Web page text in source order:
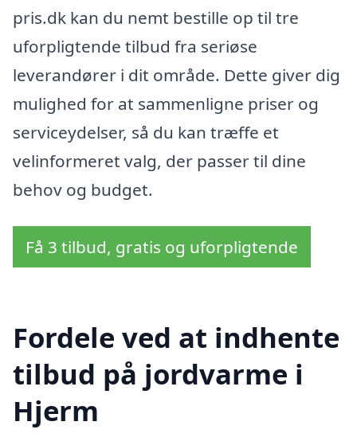
pris.dk kan du nemt bestille op til tre
uforpligtende tilbud fra seriøse
leverandører i dit område. Dette giver dig
mulighed for at sammenligne priser og
serviceydelser, så du kan træffe et
velinformeret valg, der passer til dine
behov og budget.
Få 3 tilbud, gratis og uforpligtende
Fordele ved at indhente
tilbud på jordvarme i
Hjerm